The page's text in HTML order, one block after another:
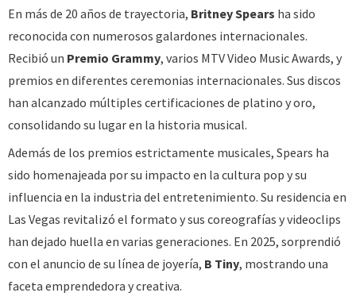
En más de 20 años de trayectoria, Britney Spears ha sido
reconocida con numerosos galardones internacionales.
Recibió un Premio Grammy, varios MTV Video Music Awards, y
premios en diferentes ceremonias internacionales. Sus discos
han alcanzado múltiples certificaciones de platino y oro,
consolidando su lugar en la historia musical.
Además de los premios estrictamente musicales, Spears ha
sido homenajeada por su impacto en la cultura pop y su
influencia en la industria del entretenimiento. Su residencia en
Las Vegas revitalizó el formato y sus coreografías y videoclips
han dejado huella en varias generaciones. En 2025, sorprendió
con el anuncio de su línea de joyería, B Tiny, mostrando una
faceta emprendedora y creativa.